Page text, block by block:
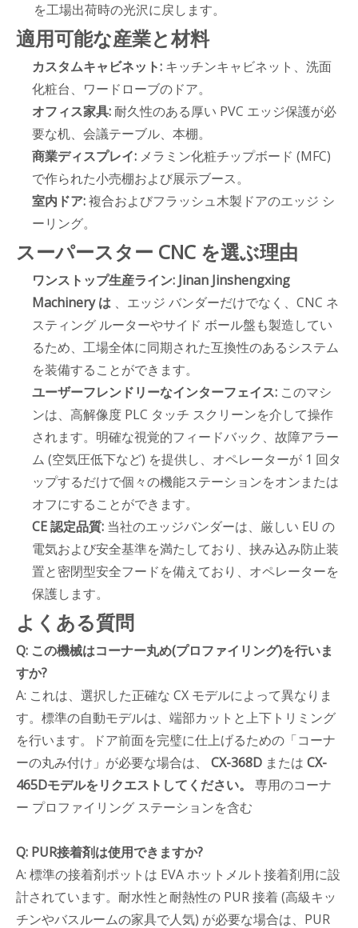
を工場出荷時の光沢に戻します。
適用可能な産業と材料
カスタムキャビネット: キッチンキャビネット、洗面
化粧台、ワードローブのドア。
オフィス家具:耐久性のある厚い PVC エッジ保護が必
要な机、会議テーブル、本棚。
商業ディスプレイ: メラミン化粧チップボード (MFC)
で作られた小売棚および展示ブース。
室内ドア:複合およびフラッシュ木製ドアのエッジ シ
ーリング。
スーパースター CNC を選ぶ理由
ワンストップ生産ライン: Jinan Jinshengxing
Machinery は 、エッジ バンダーだけでなく、CNC ネ
スティング ルーターやサイド ボール盤も製造してい
るため、工場全体に同期された互換性のあるシステム
を装備することができます。
ユーザーフレンドリーなインターフェイス: このマシ
ンは、高解像度 PLC タッチ スクリーンを介して操作
されます。明確な視覚的フィードバック、故障アラー
ム (空気圧低下など) を提供し、オペレーターが 1 回タ
ップするだけで個々の機能ステーションをオンまたは
オフにすることができます。
CE 認定品質: 当社のエッジバンダーは、厳しい EU の
電気および安全基準を満たしており、挟み込み防止装
置と密閉型安全フードを備えており、オペレーターを
保護します。
よくある質問
Q: この機械はコーナー丸め(プロファイリング)を行いま
すか?
A: これは、選択した正確な CX モデルによって異なりま
す。標準の自動モデルは、端部カットと上下トリミング
を行います。ドア前面を完璧に仕上げるための「コーナ
ーの丸み付け」が必要な場合は、 CX-368D または CX-
465Dモデルをリクエストしてください。
専用のコーナ
ー プロファイリング ステーションを含む
Q: PUR接着剤は使用できますか?
A: 標準の接着剤ポットは EVA ホットメルト接着剤用に設
計されています。耐水性と耐熱性の PUR 接着 (高級キッ
チンやバスルームの家具で人気) が必要な場合は、PUR